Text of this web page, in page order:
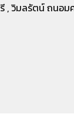
วิมลรัตน์ ถนอ